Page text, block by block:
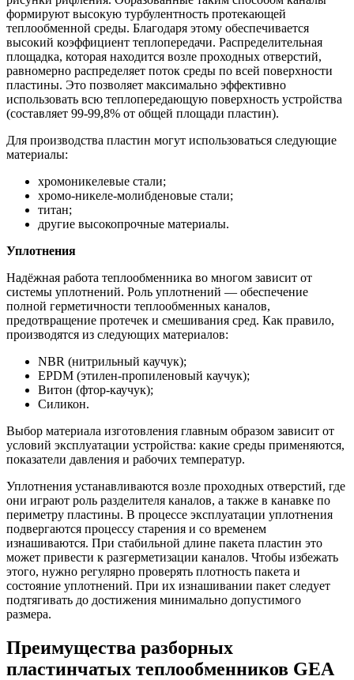
формируют высокую турбулентность протекающей
теплообменной среды. Благодаря этому обеспечивается
высокий коэффициент теплопередачи. Распределительная
площадка, которая находится возле проходных отверстий,
равномерно распределяет поток среды по всей поверхности
пластины. Это позволяет максимально эффективно
использовать всю теплопередающую поверхность устройства
(составляет 99-99,8% от общей площади пластин).
Для производства пластин могут использоваться следующие
материалы:
хромоникелевые стали;
хромо-никеле-молибденовые стали;
титан;
другие высокопрочные материалы.
Уплотнения
Надёжная работа теплообменника во многом зависит от
системы уплотнений. Роль уплотнений — обеспечение
полной герметичности теплообменных каналов,
предотвращение протечек и смешивания сред. Как правило,
производятся из следующих материалов:
NBR (нитрильный каучук);
EPDM (этилен-пропиленовый каучук);
Витон (фтор-каучук);
Силикон.
Выбор материала изготовления главным образом зависит от
условий эксплуатации устройства: какие среды применяются,
показатели давления и рабочих температур.
Уплотнения устанавливаются возле проходных отверстий, где
они играют роль разделителя каналов, а также в канавке по
периметру пластины. В процессе эксплуатации уплотнения
подвергаются процессу старения и со временем
изнашиваются. При стабильной длине пакета пластин это
может привести к разгерметизации каналов. Чтобы избежать
этого, нужно регулярно проверять плотность пакета и
состояние уплотнений. При их изнашивании пакет следует
подтягивать до достижения минимально допустимого
размера.
Преимущества разборных
пластинчатых теплообменников GEA